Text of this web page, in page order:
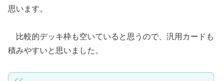
思います。
比較的デッキ枠も空いていると思うので、汎用カードも
積みやすいと思いました。